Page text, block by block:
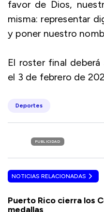
favor de Dios,
misma: representar
y poner nuestro
El roster final
el 3 de febrero de
Deportes
PUBLICIDAD
NOTICIAS RELACIONADAS
Puerto Rico cierra los
medallas